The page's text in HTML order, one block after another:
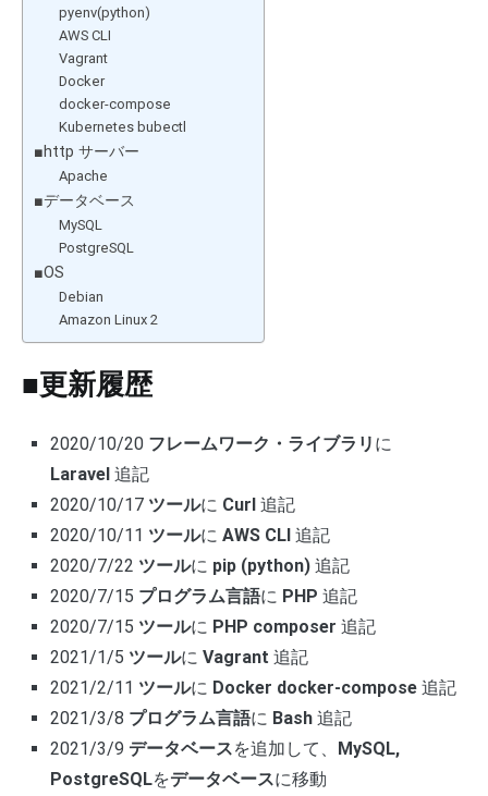
pyenv(python)
AWS CLI
Vagrant
Docker
docker-compose
Kubernetes bubectl
■http サーバー
Apache
■データベース
MySQL
PostgreSQL
■OS
Debian
Amazon Linux 2
■更新履歴
2020/10/20 フレームワーク・ライブラリ に
Laravel追記
2020/10/17 ツールに Curl追記
2020/10/11 ツールに AWS CLI追記
2020/7/22 ツールに pip (python)追記
2020/7/15 プログラム言語に PHP 追記
2020/7/15 ツールに PHP composer 追記
2021/1/5 ツールに Vagrant 追記
2021/2/11 ツールに Docker docker-compose追記
2021/3/8 プログラム言語に Bash追記
2021/3/9 データベースを追加して、 MySQL,
PostgreSQLをデータベースに移動